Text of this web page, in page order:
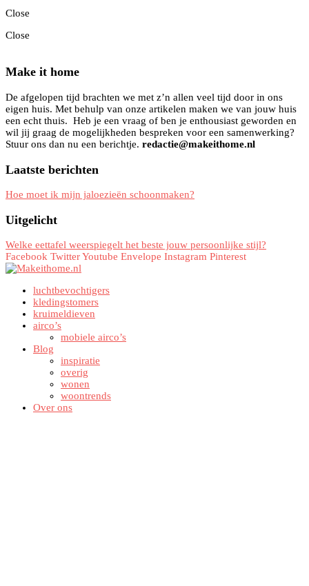
Close
Close
Make it home
De afgelopen tijd brachten we met z’n allen veel tijd door in ons
eigen huis. Met behulp van onze artikelen maken we van jouw huis
een echt thuis. Heb je een vraag of ben je enthousiast geworden en
wil jij graag de mogelijkheden bespreken voor een samenwerking?
Stuur ons dan nu een berichtje. redactie@makeithome.nl
Laatste berichten
Hoe moet ik mijn jaloezieën schoonmaken?
Uitgelicht
Welke eettafel weerspiegelt het beste jouw persoonlijke stijl?
Facebook TwitterYoutube Envelope Instagram Pinterest
luchtbevochtigers
kledingstomers
kruimeldieven
airco’s
mobiele airco’s
Blog
inspiratie
overig
wonen
woontrends
Over ons